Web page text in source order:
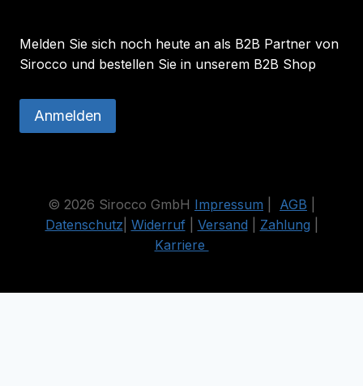
Melden Sie sich noch heute an als B2B Partner von
Sirocco und bestellen Sie in unserem B2B Shop
Anmelden
© 2026 Sirocco GmbH Impressum AGB
Datenschutz Widerruf| Versand Zahlung
Karriere